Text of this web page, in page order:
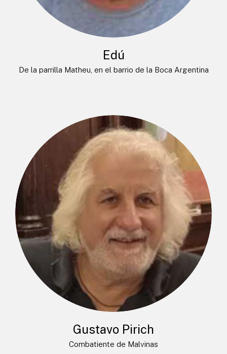
Edú
De la parrilla Matheu, en el barrio de la Boca Argentina
Gustavo Pirich
Combatiente de Malvinas